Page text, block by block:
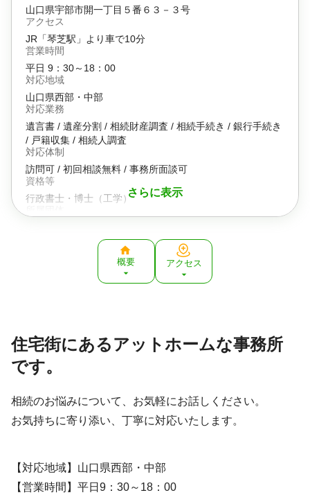
概要 アクセス
住宅街にあるアットホームな事務所
です。
相続のお悩みについて、お気軽にお話しください。
お気持ちに寄り添い、丁寧に対応いたします。
【対応地域】山口県西部・中部
【営業時間】平日9：30～18：00
さらに表示
山口県宇部市開一丁目５番６３－３号
アクセス
JR「琴芝駅」より車で10分
営業時間
平日 9：30～18：00
対応地域
山口県西部・中部
対応業務
遺言書 / 遺産分割 / 相続財産調査 / 相続手続き / 銀行手続き
/ 戸籍収集 / 相続人調査
対応体制
訪問可 / 初回相談無料 / 事務所面談可
資格等
行政書士・博士（工学）
その他取り扱い業務
許認可申請（建設業）, 農地転用許可申請